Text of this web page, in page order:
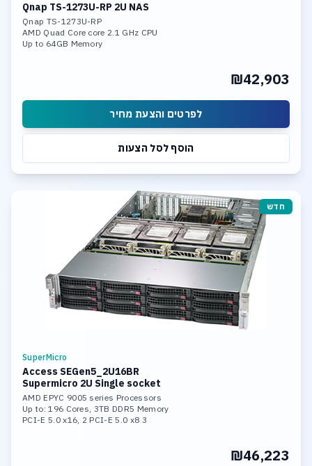
Qnap TS-1273U-RP 2U NAS
Qnap TS-1273U-RP
AMD Quad Core core 2.1 GHz CPU
Up to 64GB Memory
₪42,903
לפרטים והצעת מחיר
הוסף לסל הצעות
חדש
SuperMicro
Access SEGen5_2U16BR
Supermicro 2U Single socket
AMD EPYC 9005 series Processors
Up to: 196 Cores, 3TB DDR5 Memory
3 PCI-E 5.0 x16, 2 PCI-E 5.0 x8
₪46,223